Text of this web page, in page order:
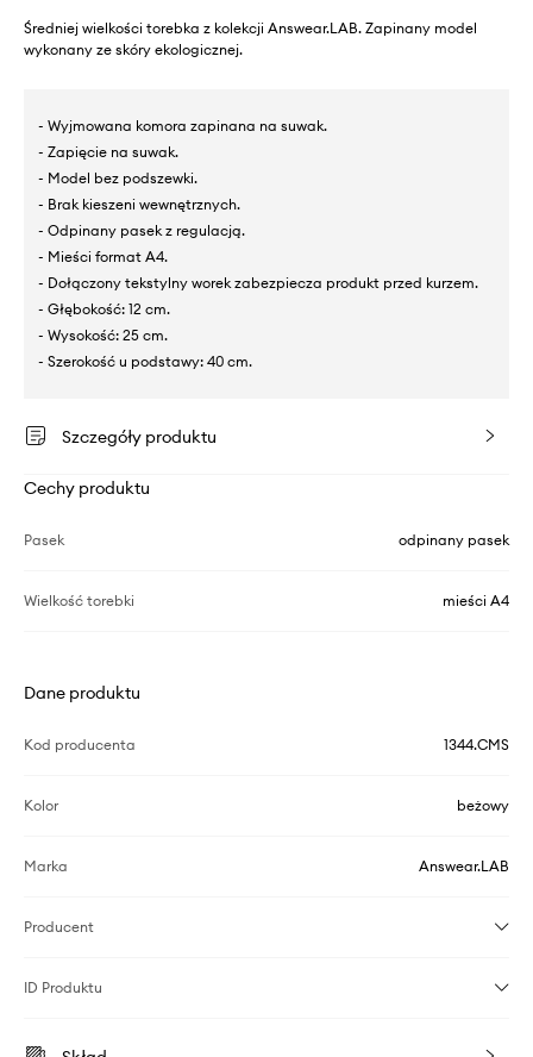
Średniej wielkości torebka z kolekcji Answear.LAB. Zapinany model
wykonany ze skóry ekologicznej.
- Wyjmowana komora zapinana na suwak.
- Zapięcie na suwak.
- Model bez podszewki.
- Brak kieszeni wewnętrznych.
- Odpinany pasek z regulacją.
- Mieści format A4.
- Dołączony tekstylny worek zabezpiecza produkt przed kurzem.
- Głębokość: 12 cm.
- Wysokość: 25 cm.
- Szerokość u podstawy: 40 cm.
Szczegóły produktu
Cechy produktu
Pasek odpinany pasek
Wielkość torebki mieści A4
Dane produktu
Kod producenta 1344.CMS
Kolor beżowy
Marka Answear.LAB
Producent
ID Produktu